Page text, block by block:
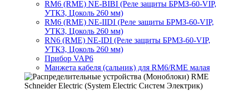
RM6 (RME) NE-BIBI (Реле защиты БРМЗ-60-VIP,
УТКЗ, Цоколь 260 мм)
RM6 (RME) NE-IIDI (Реле защиты БРМЗ-60-VIP,
УТКЗ, Цоколь 260 мм)
RN6 (RME) NE-IDI (Реле защиты БРМЗ-60-VIP,
УТКЗ, Цоколь 260 мм)
Прибор VAP6
Манжета кабеля (сальник) для RM6/RME малая